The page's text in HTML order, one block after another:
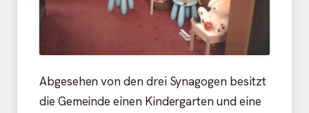
Abgesehen von den drei Synagogen besitzt
die Gemeinde einen Kindergarten und eine